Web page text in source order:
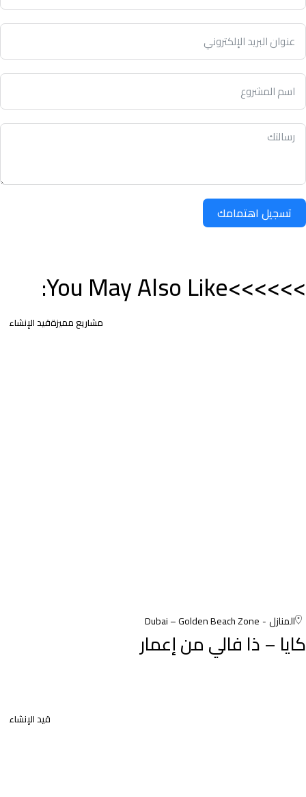
تسجيل اهتمامك
>>>>>>You May Also Like:
مشاريع مميزةقيد الإنشاء
المنازل Dubai – Golden Beach Zone
كايا – ذا فالي من إعمار
قيد الإنشاء